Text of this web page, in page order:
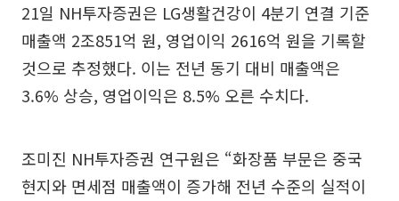
21일 NH투자증권은 LG생활건강이 4분기 연결 기준
매출액 2조851억 원, 영업이익 2616억 원을 기록할
것으로 추정했다. 이는 전년 동기 대비 매출액은
3.6% 상승, 영업이익은 8.5% 오른 수치다.
조미진 NH투자증권 연구원은 “화장품 부문은 중국
현지와 면세점 매출액이 증가해 전년 수준의 실적이